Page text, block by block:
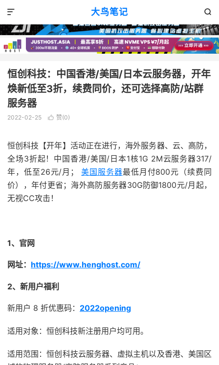
大鸟笔记 

VPS优惠
恒创科技：中国香港/美国/日本云服务器，开年
焕新低至3折，续费同价，还可选择高防/站群
服务器
2022-02-25  赞(0)
恒创科技【开年】活动正在进行，海外服务器、云、高防，
全场3折起！中国香港/美国/日本1核1G 2M云服务器317/
年，低至26元/月；美国服务器最低月付800元（续费同
价），年付更省；海外高防服务器30G防御1800元/月起，
无视CC攻击！
1、官网
网址： https://www.henghost.com/
2、新用户福利
新用户 8 折优惠码： 2022opening
适用对象：恒创科技新注册用户均可用。
适用范围：恒创科技云服务器、虚拟主机以及香港、美国区